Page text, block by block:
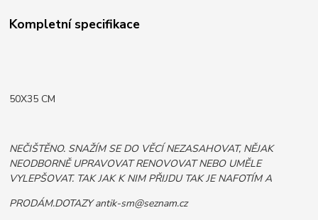
Kompletní specifikace
50X35 CM
NEČIŠTĚNO. SNAŽÍM SE DO VĚCÍ NEZASAHOVAT, NĚJAK
NEODBORNĚ UPRAVOVAT RENOVOVAT NEBO UMĚLE
VYLEPŠOVAT. TAK JAK K NIM PŘIJDU TAK JE NAFOTÍM A
PRODÁM.DOTAZY antik-sm@seznam.cz